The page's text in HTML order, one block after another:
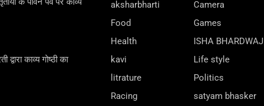
काव्य गोष्ठी का
aksharbharti
Camera
Food
Games
Health
ISHA BHARDWAJ
kavi
Life style
litrature
Politics
Racing
satyam bhasker